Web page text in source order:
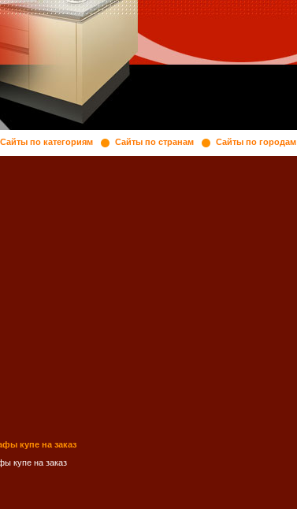
Сайты по категориям Сайты по странам
Сайты по городам
купе на заказ
купе на заказ